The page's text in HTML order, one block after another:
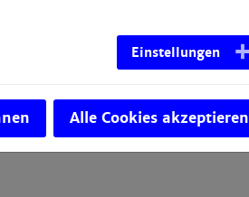
Einstellungen
Alle Cookies akzeptieren